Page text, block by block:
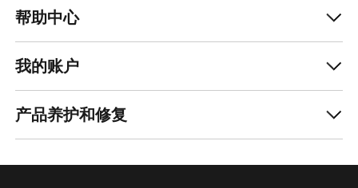
帮助中心
我的账户
产品养护和修复